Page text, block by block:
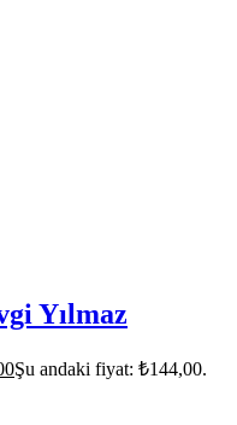
Yılmaz
Şu andaki fiyat: ₺144,00.